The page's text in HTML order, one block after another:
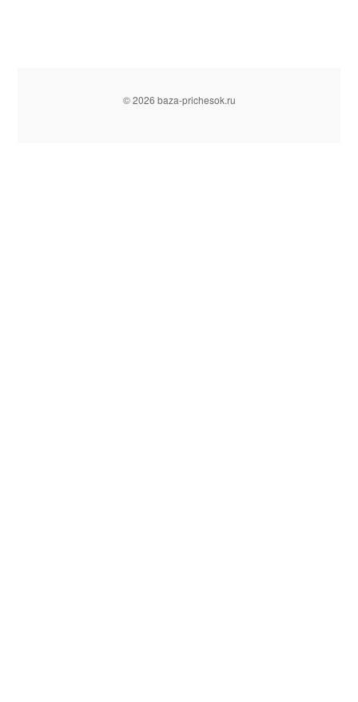
© 2026 baza-prichesok.ru